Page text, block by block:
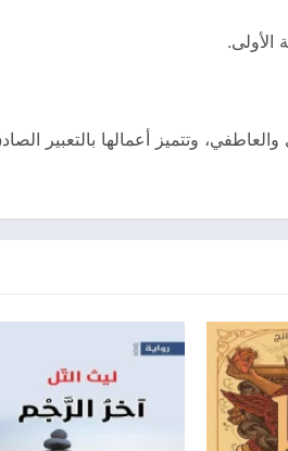
الأولى.
وتتميز أعمالها بالتعبير